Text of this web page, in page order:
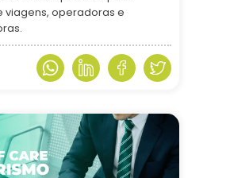
viagens, operadoras e